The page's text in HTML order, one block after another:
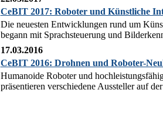
CeBIT 2017: Roboter und Künstliche
Die neuesten Entwicklungen rund um
begann mit Sprachsteuerung und
17.03.2016
CeBIT 2016: Drohnen und Roboter-
Humanoide Roboter und
präsentieren verschiedene Aussteller auf